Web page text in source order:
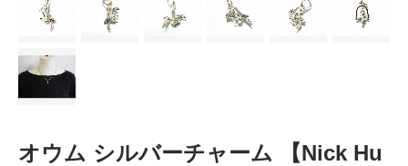
オウム シルバーチャーム 【Nick Hu